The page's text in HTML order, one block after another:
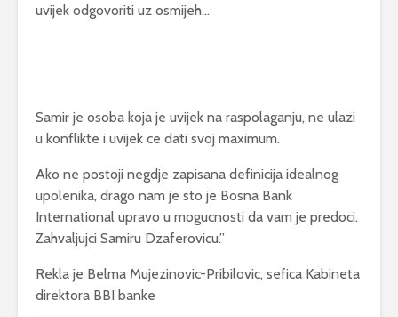
uvijek odgovoriti uz osmijeh…
Samir je osoba koja je uvijek na raspolaganju, ne ulazi
u konflikte i uvijek ce dati svoj maximum.
Ako ne postoji negdje zapisana definicija idealnog
upolenika, drago nam je sto je Bosna Bank
International upravo u mogucnosti da vam je predoci.
Zahvaljujci Samiru Dzaferovicu.”
Rekla je Belma Mujezinovic-Pribilovic, sefica Kabineta
direktora BBI banke